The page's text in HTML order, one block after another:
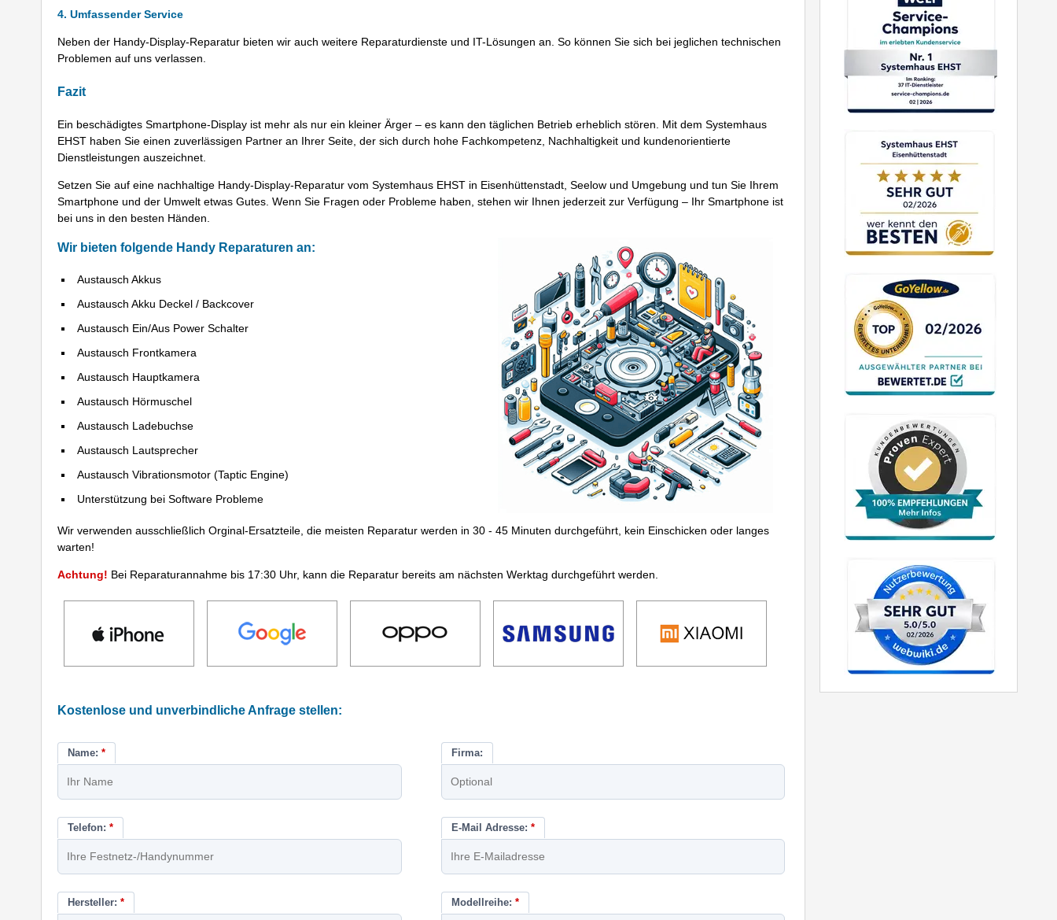
4. Umfassender Service
Neben der Handy-Display-Reparatur bieten wir auch weitere Reparaturdienste und IT-Lösungen an. So können Sie sich bei jeglichen technischen
Problemen auf uns verlassen.
Fazit
Ein beschädigtes Smartphone-Display ist mehr als nur ein kleiner Ärger – es kann den täglichen Betrieb erheblich stören. Mit dem Systemhaus
EHST haben Sie einen zuverlässigen Partner an Ihrer Seite, der sich durch hohe Fachkompetenz, Nachhaltigkeit und kundenorientierte
Dienstleistungen auszeichnet.
Setzen Sie auf eine nachhaltige Handy-Display-Reparatur vom Systemhaus EHST in Eisenhüttenstadt, Seelow und Umgebung und tun Sie Ihrem
Smartphone und der Umwelt etwas Gutes. Wenn Sie Fragen oder Probleme haben, stehen wir Ihnen jederzeit zur Verfügung – Ihr Smartphone ist
bei uns in den besten Händen.
Wir bieten folgende Handy Reparaturen an:
Austausch Akkus
Austausch Akku Deckel / Backcover
Austausch Ein/Aus Power Schalter
Austausch Frontkamera
Austausch Hauptkamera
Austausch Hörmuschel
Austausch Ladebuchse
Austausch Lautsprecher
Austausch Vibrationsmotor (Taptic Engine)
Unterstützung bei Software Probleme
Wir verwenden ausschließlich Orginal-Ersatzteile, die meisten Reparatur werden in 30 - 45 Minuten durchgeführt, kein Einschicken oder langes
warten!
Achtung! Bei Reparaturannahme bis 17:30 Uhr, kann die Reparatur bereits am nächsten Werktag durchgeführt werden.
Kostenlose und unverbindliche Anfrage stellen:
Name: * Firma:
Telefon: * E-Mail Adresse: *
Hersteller: * Modellreihe: *